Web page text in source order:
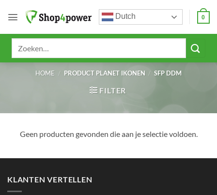
naar
Dutch 0
HOME / PRODUCT PLANET IKONEN / SFP DDM
FILTER
Geen producten gevonden die aan je selectie voldoen.
KLANTEN VERTELLEN